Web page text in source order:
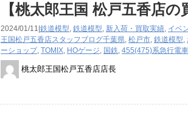
【桃太郎王国 松戸五香店
2024/01/11| 鉄道模型, 鉄道模型, 新入荷・買取実績, イベ
王国松戸五香店スタッフブログ千葉県, 松戸市, 鉄道模型,
ーショップ, TOMIX, HOゲージ, 国鉄, 455(475)系急行電
桃太郎王国松戸五香店店長